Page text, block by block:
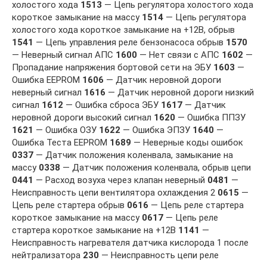
холостого хода 1513 — Цепь регулятора холостого хода
короткое замыкание на массу 1514 — Цепь регулятора
холостого хода короткое замыкание на +12В, обрыв
1541 — Цепь управления реле бензонасоса обрыв 1570
— Неверный сигнал АПС 1600 — Нет связи с АПС 1602 —
Пропадание напряжения бортовой сети на ЭБУ 1603 —
Ошибка EEPROM 1606 — Датчик неровной дороги
неверный сигнал 1616 — Датчик неровной дороги низкий
сигнал 1612 — Ошибка сброса ЭБУ 1617 — Датчик
неровной дороги высокий сигнал 1620 — Ошибка ППЗУ
1621 — Ошибка ОЗУ 1622 — Ошибка ЭПЗУ 1640 —
Ошибка Теста ЕЕPROM 1689 — Неверные коды ошибок
0337 — Датчик положения коленвала, замыкание на
массу 0338 — Датчик положения коленвала, обрыв цепи
0441 — Расход возуха через клапан неверный 0481 —
Неисправность цепи вентилятора охлаждения 2 0615 —
Цепь реле стартера обрыв 0616 — Цепь реле стартера
короткое замыкание на массу 0617 — Цепь реле
стартера короткое замыкание на +12В 1141 —
Неисправность нагревателя датчика кислорода 1 после
нейтрализатора 230 — Неисправность цепи реле